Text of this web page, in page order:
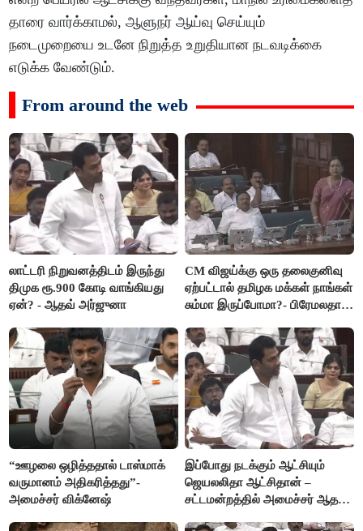
தாரை வார்க்காமல், ஆளுநர் ஆய்வு செய்யும்
நடைமுறையை உடனே நிறுத்த உறுதியான நடவடிக்கை
எடுக்க வேண்டும்.
From around the web
லாட்டரி நிறுவனத்திடம் இருந்து
திமுக ரூ.900 கோடி வாங்கியது
ஏன்? - ஆதவ் அர்ஜுனா
CM விஜய்க்கு ஒரு தலைகுனிவு
ஏற்பட்டால் தமிழக மக்கள் நாங்கள்
சும்மா இருப்போமா?- பிரேமலதா
“ஊழலை ஒழித்ததால் டாஸ்மாக்
வருமானம் அதிகரித்தது”-
அமைச்சர் விக்னேஷ்
இப்போது நடக்கும் ஆட்சியும்
ஜெயலலிதா ஆட்சிதான் –
சட்டமன்றத்தில் அமைச்சர் ஆதவ்